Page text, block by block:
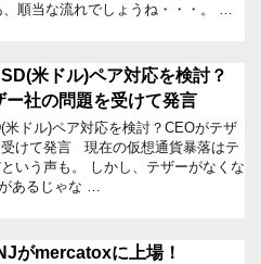
順当な流れでしょうね・・・。 …
米ドル)ペア対応を検討？
ー社の問題を受けて発言
米ドル)ペア対応を検討？CEOがテザ
けて発言 現在の仮想通貨暴落はテ
いう声も。 しかし、テザーがなくな
あるじゃな …
がmercatoxに上場！